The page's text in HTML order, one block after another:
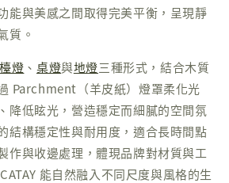
能與美感之間取得完美平衡，呈現靜
質。
燈 、桌燈與地燈三種形式，結合木質
Parchment（羊皮紙）燈罩柔化光
降低眩光，營造穩定而細膩的空間氛
結構穩定性與耐用度，適合長時間點
作與收邊處理，體現品牌對材質與工
能自然融入不同尺度與風格的生